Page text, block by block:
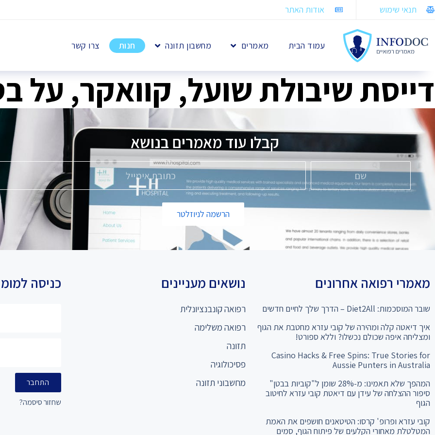
תנאי שימוש אודות האתר
עמוד הבית מאמרים מחשבון תזונה חנות צרו קשר
דייסת שיבולת שועל, קוואקר, על
קבלו עוד מאמרים בנושא
הרשמה לניוזלטר
מאמרי רפואה אחרונים
שובר המוסכמות: Diet2All – הדרך שלך לחיים חדשים
איך דיאטה קלה ומהירה של קובי עזרא מחטבת את הגוף
ומצליחה איפה שכולם נכשלו? וללא ספורט!
Casino Hacks & Free Spins: True Stories for
Aussie Punters in Australia
המהפך שלא תאמינו: מ-28% שומן ל"קוביות בבטן"
סיפור ההצלחה של עידן עם דיאטת קובי עזרא לחיטוב
הגוף
קובי עזרא ופרופ' קרסו: הטיטאנים חושפים את האמת
המטלטלת מאחורי הקלעים של פיתוח הגוף, סמים
נושאים מעניינים
רפואה קונבנציונלית
רפואה משלימה
תזונה
פסיכולוגיה
מחשבוני תזונה
כניסה
התחבר
שחזור סיסמה?